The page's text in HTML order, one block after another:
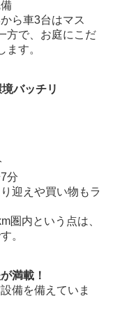
ら車3台はマス
方で、お庭にこだ
す。
バッチリ
分
迎えや買い物もラ
圏内という点は、
。
満載！
備を備えていま